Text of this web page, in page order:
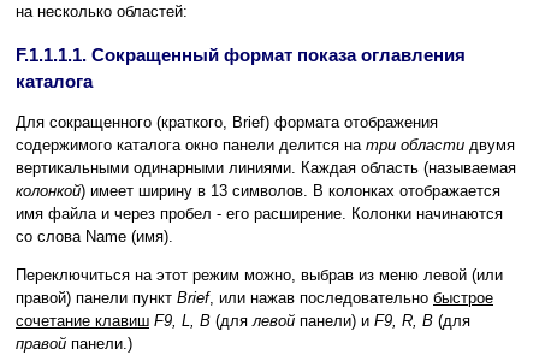
на несколько областей:
F.1.1.1.1. Сокращенный формат показа оглавления
каталога
Для сокращенного (краткого, Brief) формата отображения
содержимого каталога окно панели делится на три области двумя
вертикальными одинарными линиями. Каждая область (называемая
колонкой) имеет ширину в 13 символов. В колонках отображается
имя файла и через пробел - его расширение. Колонки начинаются
со слова Name (имя).
Переключиться на этот режим можно, выбрав из меню левой (или
правой) панели пункт Brief, или нажав последовательно быстрое
сочетание клавиш F9, L, B (длялевой панели) и F9, R, B (для
правой панели.)